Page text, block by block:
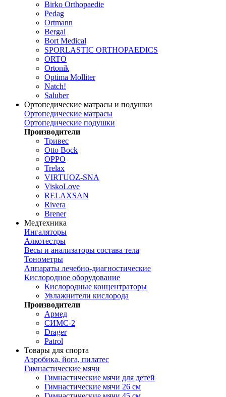
Birko Orthopaedie
Pedag
Ortmann
Bergal
Bort Medical
SPORLASTIC ORTHOPAEDICS
ORTO
Ortonik
Optima Molliter
Natch!
Saluber
Ортопедические матрасы и подушки
Ортопедические матрасы
Ортопедические подушки
Производители
Тривес
Otto Bock
OPPO
Trelax
VIRTUOZ-SNA
ViskoLove
RELAXSAN
Rivera
Brener
Медтехника
Ингаляторы
Алкотестры
Весы и анализаторы состава тела
Тонометры
Аппараты лечебно-диагностические
Кислородное оборудование
Кислородные концентраторы
Увлажнители кислорода
Производители
Армед
СИМС-2
Drager
Patrol
Товары для спорта
Аэробика, йога, пилатес
Гимнастические мячи
Гимнастические мячи для детей
Гимнастические мячи 26 см